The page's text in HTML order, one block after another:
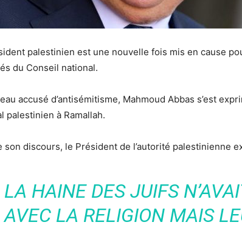
palestinien est une nouvelle fois mis en cause
du Conseil national.
accusé d’antisémitisme, Mahmoud Abbas s’est
palestinien à Ramallah.
son discours, le Président de l’autorité palestinienne
LA HAINE DES JUIFS
AVEC LA RELIGION MAIS